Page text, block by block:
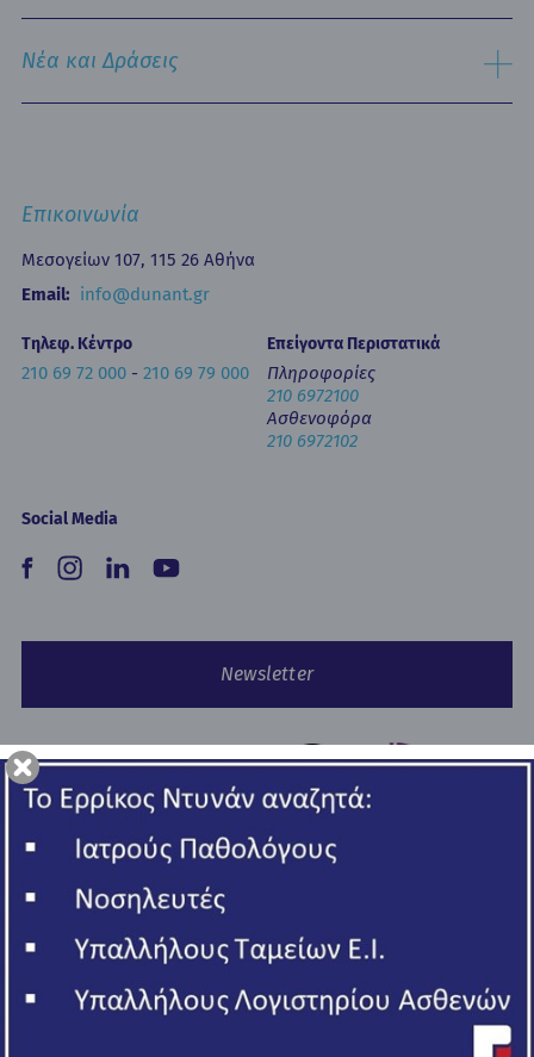
Εξωτερικά Ιατρεία
Οne Day Clinic (Ημερήσια Νοσηλεία)
Ιστορικό
Όραμα & Αποστολή
Πολιτική Ποιότητας
Οικονομικά Μεγέθη
Νέα και Δράσεις
Δελτία Τύπου - Ανακοινώσεις
Εκπαίδευση
Έντυπα
Επικοινωνία
Μεσογείων 107, 115 26 Αθήνα
Email: info@dunant.gr
Τηλεφ. Κέντρο
210 69 72 000- 210 69 79 000
Επείγοντα Περιστατικά
Πληροφορίες
210 6972100
Ασθενοφόρα
210 6972102
Social Media
Newsletter
Copyright © 2026 Ερρίκος Ντυνάν Hospital Center.
All rights reserved
ΓΕΜΗ 006502201000
Πολιτική Απορρήτου